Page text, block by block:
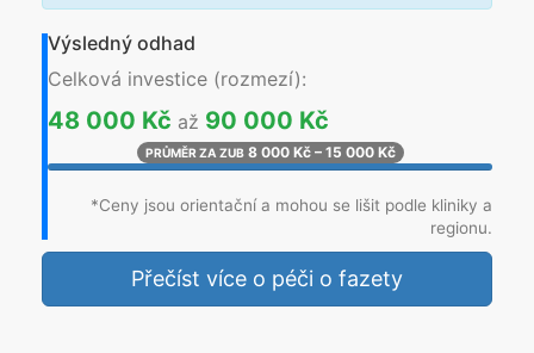
Výsledný odhad
Celková investice (rozmezí):
48 000 Kč až 90 000 Kč
PRŮMĚR ZA ZUB 8 000 Kč – 15 000 Kč
*Ceny jsou orientační a mohou se lišit podle kliniky a
regionu.
Přečíst více o péči o fazety